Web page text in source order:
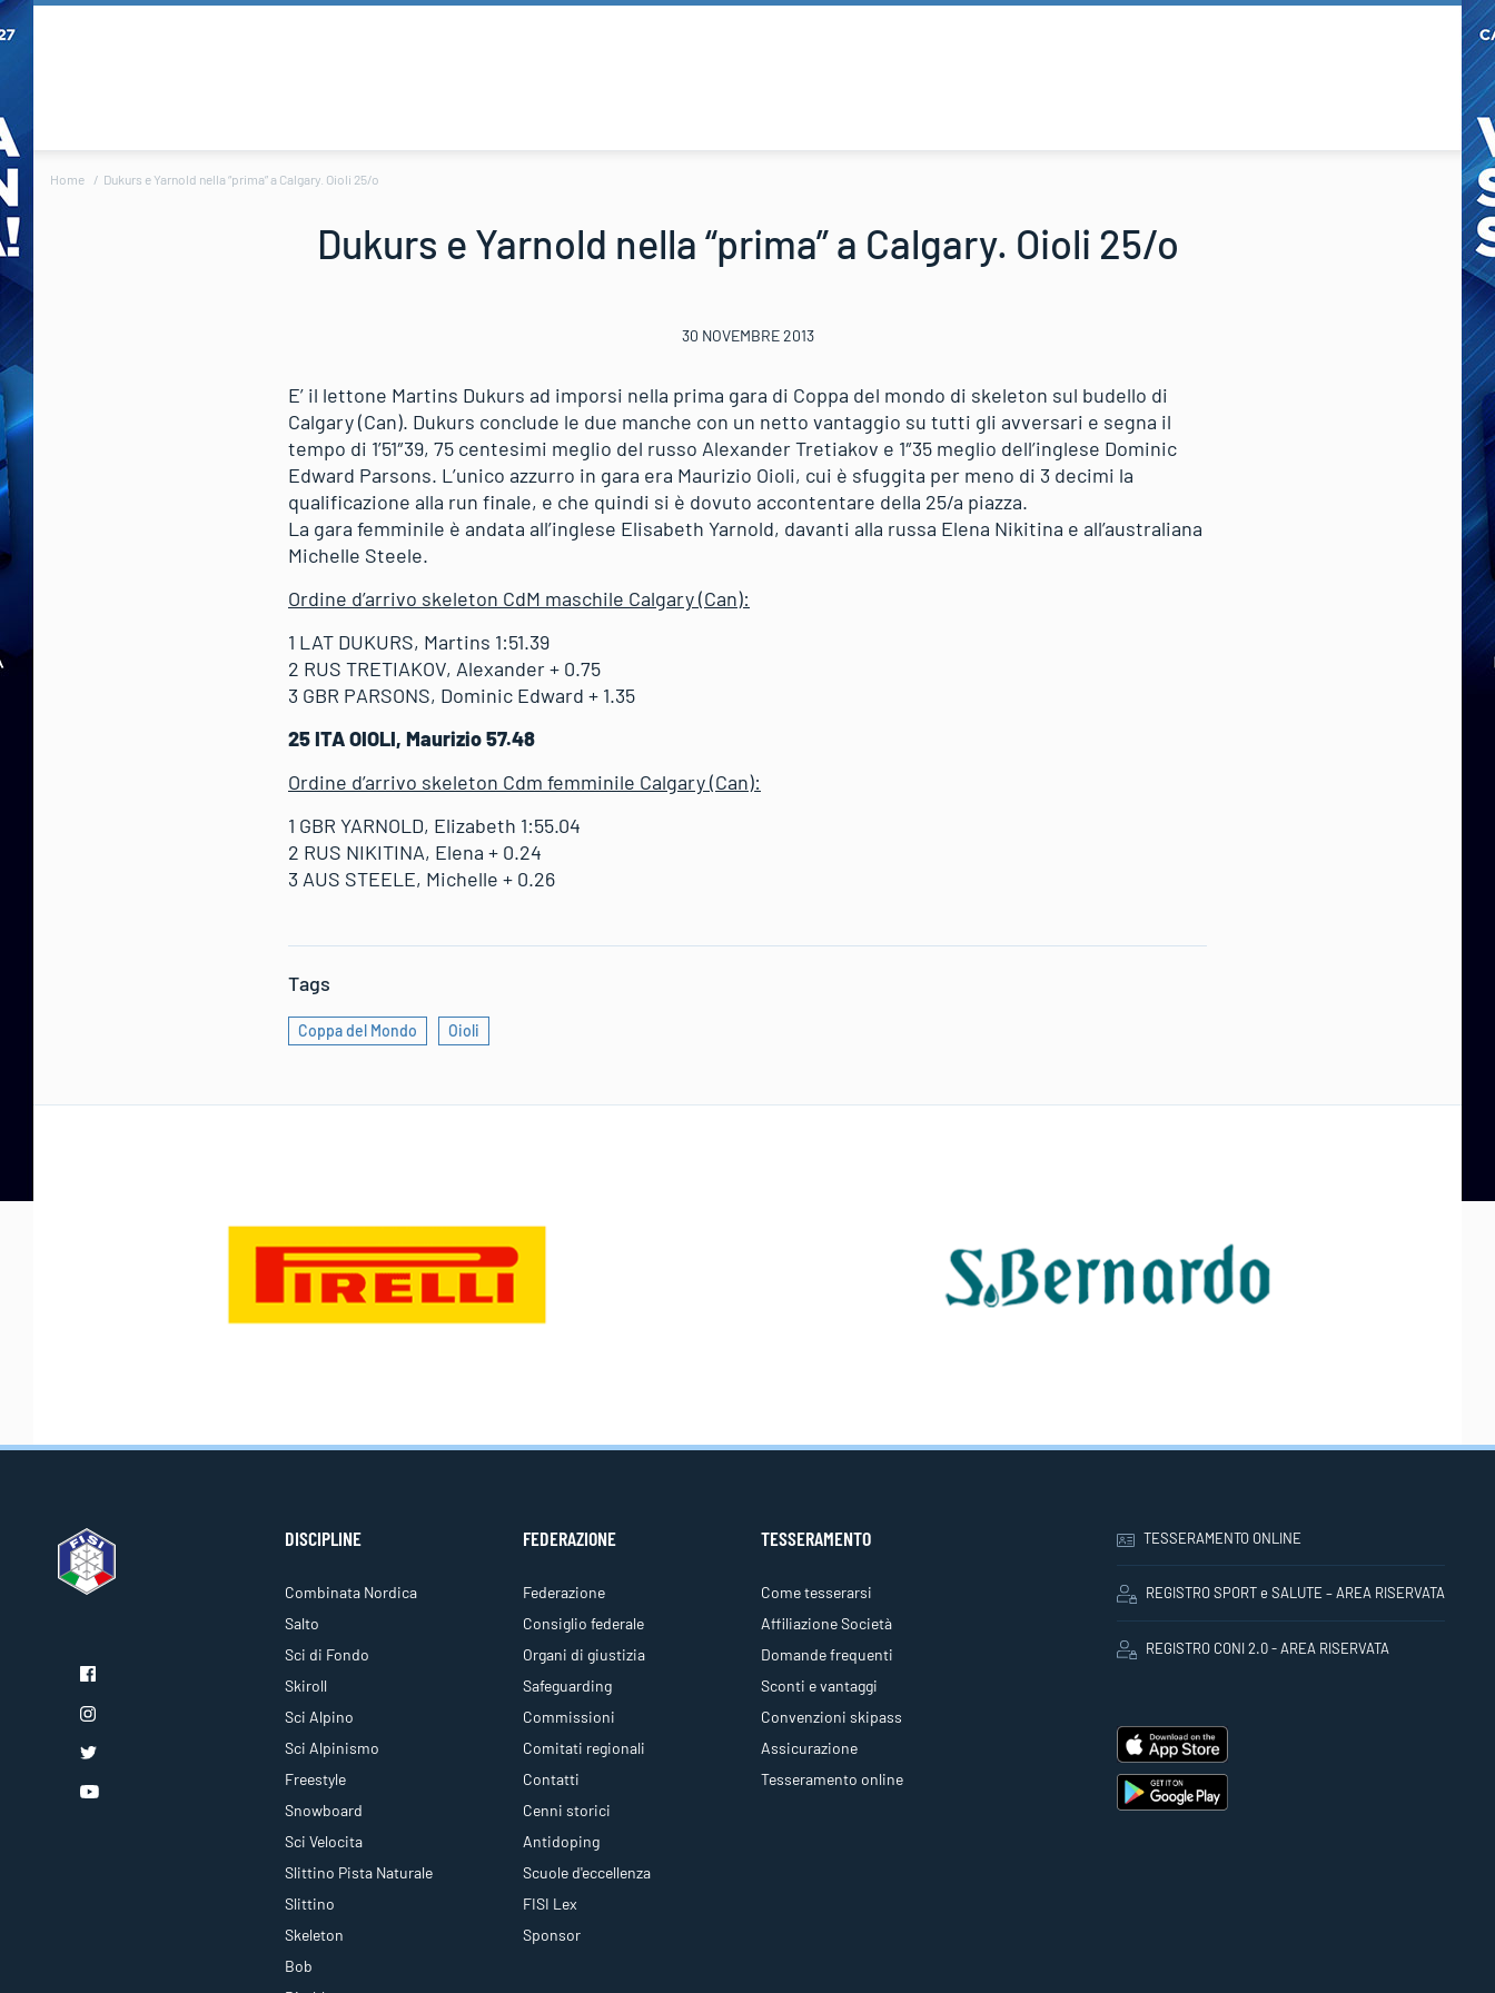
Home Dukurs e Yarnold nella “prima” a Calgary. Oioli 25/o
Dukurs e Yarnold nella “prima” a Calgary. Oioli 25/o
30 NOVEMBRE 2013
E’ il lettone Martins Dukurs ad imporsi nella prima gara di Coppa del mondo di skeleton sul budello di
Calgary (Can). Dukurs conclude le due manche con un netto vantaggio su tutti gli avversari e segna il
tempo di 1’51″39, 75 centesimi meglio del russo Alexander Tretiakov e 1″35 meglio dell’inglese Dominic
Edward Parsons. L’unico azzurro in gara era Maurizio Oioli, cui è sfuggita per meno di 3 decimi la
qualificazione alla run finale, e che quindi si è dovuto accontentare della 25/a piazza.
La gara femminile è andata all’inglese Elisabeth Yarnold, davanti alla russa Elena Nikitina e all’australiana
Michelle Steele.
Ordine d’arrivo skeleton CdM maschile Calgary (Can):
1 LAT DUKURS, Martins 1:51.39
2 RUS TRETIAKOV, Alexander + 0.75
3 GBR PARSONS, Dominic Edward + 1.35
25 ITA OIOLI, Maurizio 57.48
Ordine d’arrivo skeleton Cdm femminile Calgary (Can):
1 GBR YARNOLD, Elizabeth 1:55.04
2 RUS NIKITINA, Elena + 0.24
3 AUS STEELE, Michelle + 0.26
Tags
Coppa del Mondo Oioli
DISCIPLINE
Combinata Nordica
Salto
Sci di Fondo
Skiroll
Sci Alpino
Sci Alpinismo
Freestyle
Snowboard
Sci Velocita
Slittino Pista Naturale
Slittino
Skeleton
Bob
FEDERAZIONE
Federazione
Consiglio federale
Organi di giustizia
Safeguarding
Commissioni
Comitati regionali
Contatti
Cenni storici
Antidoping
Scuole d'eccellenza
FISI Lex
Sponsor
TESSERAMENTO
Come tesserarsi
Affiliazione Società
Domande frequenti
Sconti e vantaggi
Convenzioni skipass
Assicurazione
Tesseramento online
TESSERAMENTO ONLINE
REGISTRO SPORT e SALUTE – AREA RISERVATA
REGISTRO CONI 2.0 - AREA RISERVATA